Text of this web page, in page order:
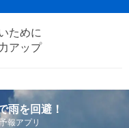
ために
アップ
雨を回避！
報アプリ